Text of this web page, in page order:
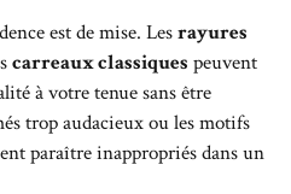
est de mise. Lesrayures
carreaux classiques peuvent
à votre tenue sans être
trop audacieux ou les motifs
paraître inappropriés dans un